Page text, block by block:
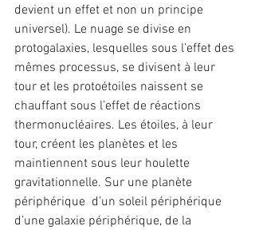
devient un effet et non un principe
universel). Le nuage se divise en
protogalaxies, lesquelles sous l’effet des
mêmes processus, se divisent à leur
tour et les protoétoiles naissent se
chauffant sous l’effet de réactions
thermonucléaires. Les étoiles, à leur
tour, créent les planètes et les
maintiennent sous leur houlette
gravitationnelle. Sur une planète
périphérique  d’un soleil périphérique
d’une galaxie périphérique, de la